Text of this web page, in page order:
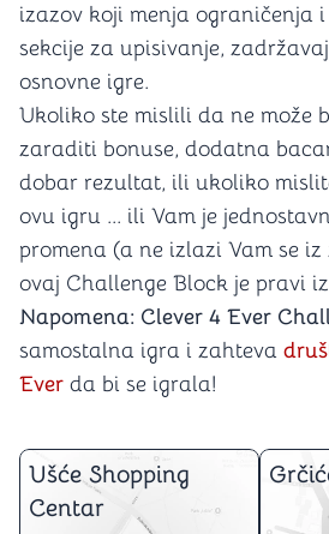
izazov koji menja ograničenja
sekcije za upisivanje,
osnovne igre.
Ukoliko ste mislili da ne može
zaraditi bonuse, dodatna
dobar rezultat, ili ukoliko
ovu igru ... ili Vam je
promena (a ne izlazi Vam se
ovaj Challenge Block je pravi
Napomena: Clever 4 Ever
samostalna igra i zahteva
Ever da bi se igrala!
Ušće Shopping
Centar